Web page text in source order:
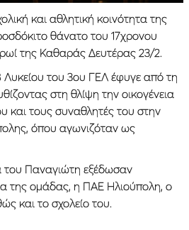
και αθλητική κοινότητα της
θάνατο του 17χρονου
της Καθαράς Δευτέρας 23/2.
του 3ου ΓΕΛ έφυγε από τη
στη θλίψη την οικογένεια
και τους συναθλητές του στην
όπου αγωνιζόταν ως
του Παναγιώτη εξέδωσαν
της ομάδας, η ΠΑΕ Ηλιούπολη, ο
και το σχολείο του.